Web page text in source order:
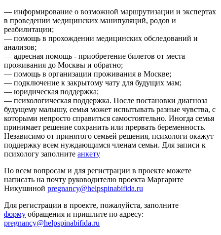
— информирование о возможной маршрутизации и экспертах
в проведении медицинских манипуляций, родов и
реабилитации;
— помощь в прохождении медицинских обследований и
анализов;
— адресная помощь - приобретение билетов от места
проживания до Москвы и обратно;
— помощь в организации проживания в Москве;
— подключение к закрытому чату для будущих мам;
— юридическая поддержка;
— психологическая поддержка. После постановки диагноза
будущему малышу, семья может испытывать разные чувства, с
которыми непросто справиться самостоятельно. Иногда семья
принимает решение сохранить или прервать беременность.
Независимо от принятого семьей решения, психологи окажут
поддержку всем нуждающимся членам семьи. Для записи к
психологу заполните анкету
По всем вопросам и для регистрации в проекте можете
написать на почту руководителю проекта Маргарите
Никушиной pregnancy@helpspinabifida.ru
Для регистрации в проекте, пожалуйста, заполните
форму обращения и пришлите по адресу:
pregnancy@helpspinabifida.ru